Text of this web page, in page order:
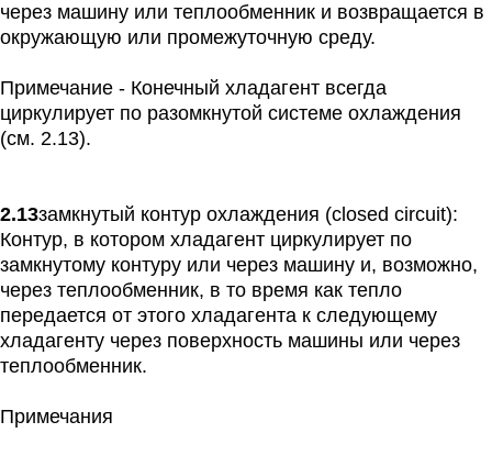
через машину или теплообменник и возвращается в
окружающую или промежуточную среду.
Примечание - Конечный хладагент всегда
циркулирует по разомкнутой системе охлаждения
(см. 2.13).
2.13замкнутый контур охлаждения (closed circuit):
Контур, в котором хладагент циркулирует по
замкнутому контуру или через машину и, возможно,
через теплообменник, в то время как тепло
передается от этого хладагента к следующему
хладагенту через поверхность машины или через
теплообменник.
Примечания